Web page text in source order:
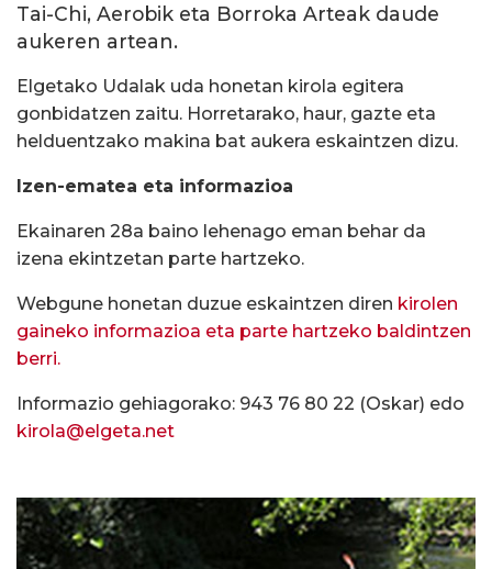
Tai-Chi, Aerobik eta Borroka Arteak daude
aukeren artean.
Elgetako Udalak uda honetan kirola egitera
gonbidatzen zaitu. Horretarako, haur, gazte eta
helduentzako makina bat aukera eskaintzen dizu.
Izen-ematea eta informazioa
Ekainaren 28a baino lehenago eman behar da
izena ekintzetan parte hartzeko.
Webgune honetan duzue eskaintzen diren kirolen
gaineko informazioa eta parte hartzeko baldintzen
berri.
Informazio gehiagorako: 943 76 80 22 (Oskar) edo
kirola@elgeta.net